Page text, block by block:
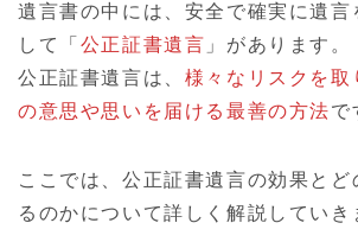
遺言書の中には、安全で確実に遺言
して「 公正証書遺言 」があります。
公正証書遺言は、 様々なリスクを取
の意思や思いを届ける最善の方法で
ここでは、公正証書遺言の効果とど
るのかについて詳しく解説していき